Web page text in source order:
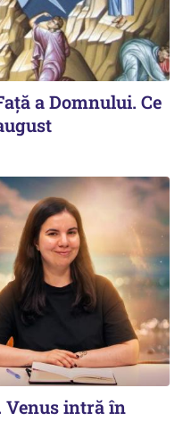
a Domnului. Ce
Venus intră în